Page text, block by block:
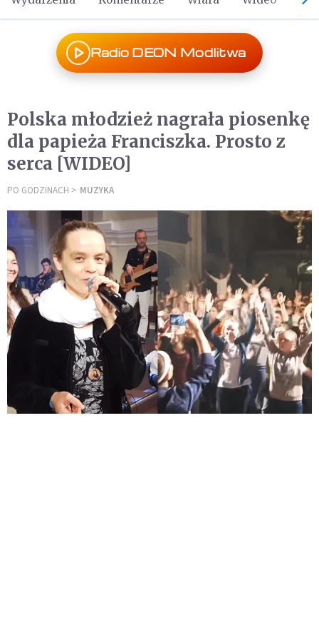
Radio DEON Modlitwa
Polska młodzież nagrała piosenkę
dla papieża Franciszka. Prosto z
serca [WIDEO]
PO GODZINACH MUZYKA